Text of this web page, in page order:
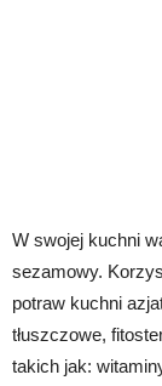
W swojej kuchni
sezamowy.
potraw kuchni
tłuszczowe,
takich jak: